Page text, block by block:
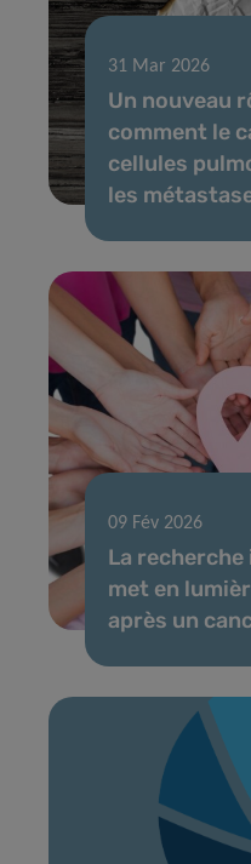
31 Mar 2026
Un nouveau
comment le
cellules
les
09 Fév 2026
La recherche
met en
après un